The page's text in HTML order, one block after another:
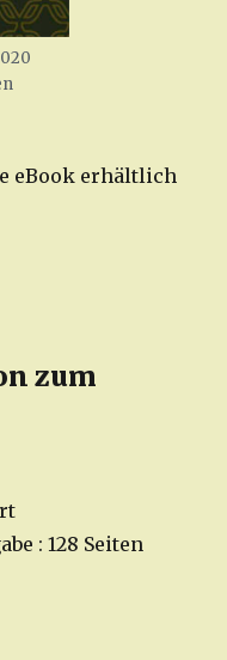
eBook erhältlich
zum
: 128 Seiten